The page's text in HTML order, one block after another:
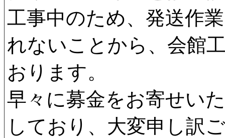
工事中のため、発送作
れないことから、会館
おります。
早々に募金をお寄せい
しており、大変申し訳